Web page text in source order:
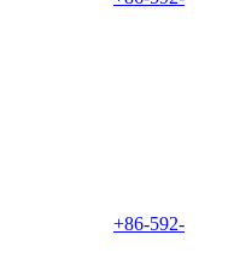
+86-592-